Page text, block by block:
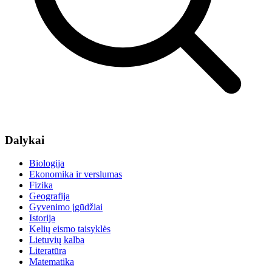
Dalykai
Biologija
Ekonomika ir verslumas
Fizika
Geografija
Gyvenimo įgūdžiai
Istorija
Kelių eismo taisyklės
Lietuvių kalba
Literatūra
Matematika